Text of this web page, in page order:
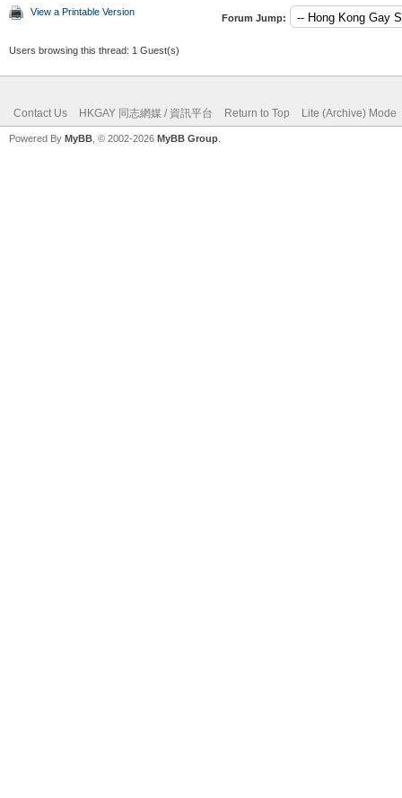
View a Printable Version
Forum Jump:
Users browsing this thread: 1 Guest(s)
Contact Us HKGAY 同志網媒 / 資訊平台 Return to Top Lite (Archive) Mode
Powered By MyBB , © 2002-2026 MyBB Group